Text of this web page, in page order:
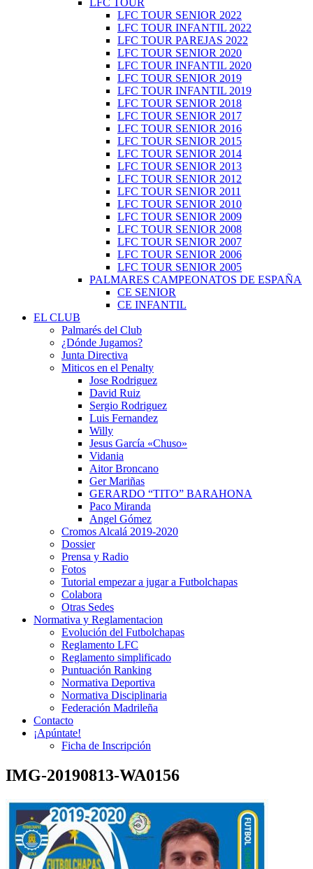
LFC TOUR
LFC TOUR SENIOR 2022
LFC TOUR INFANTIL 2022
LFC TOUR PAREJAS 2022
LFC TOUR SENIOR 2020
LFC TOUR INFANTIL 2020
LFC TOUR SENIOR 2019
LFC TOUR INFANTIL 2019
LFC TOUR SENIOR 2018
LFC TOUR SENIOR 2017
LFC TOUR SENIOR 2016
LFC TOUR SENIOR 2015
LFC TOUR SENIOR 2014
LFC TOUR SENIOR 2013
LFC TOUR SENIOR 2012
LFC TOUR SENIOR 2011
LFC TOUR SENIOR 2010
LFC TOUR SENIOR 2009
LFC TOUR SENIOR 2008
LFC TOUR SENIOR 2007
LFC TOUR SENIOR 2006
LFC TOUR SENIOR 2005
PALMARES CAMPEONATOS DE ESPAÑA
CE SENIOR
CE INFANTIL
EL CLUB
Palmarés del Club
¿Dónde Jugamos?
Junta Directiva
Miticos en el Penalty
Jose Rodriguez
David Ruiz
Sergio Rodriguez
Luis Fernandez
Willy
Jesus García «Chuso»
Vidania
Aitor Broncano
Ger Mariñas
GERARDO “TITO” BARAHONA
Paco Miranda
Angel Gómez
Cromos Alcalá 2019-2020
Dossier
Prensa y Radio
Fotos
Tutorial empezar a jugar a Futbolchapas
Colabora
Otras Sedes
Normativa y Reglamentacion
Evolución del Futbolchapas
Reglamento LFC
Reglamento simplificado
Puntuación Ranking
Normativa Deportiva
Normativa Disciplinaria
Federación Madrileña
Contacto
¡Apúntate!
Ficha de Inscripción
IMG-20190813-WA0156